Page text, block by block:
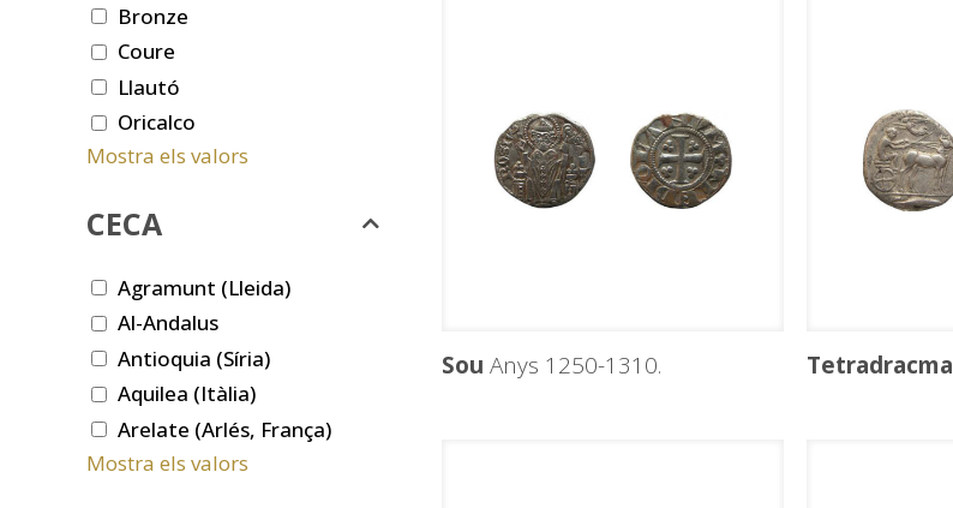
Sou Anys 1250-1310. Tetradracma
Bronze
Coure
Llautó
Oricalco
Mostra els valors
CECA
Agramunt (Lleida)
Al-Andalus
Antioquia (Síria)
Aquilea (Itàlia)
Arelate (Arlés, França)
Mostra els valors